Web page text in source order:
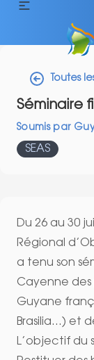
Toutes
Séminaire
Soumis par
SEAS
Du 26 au 30
Régional
a tenu son
Cayenne des
Guyane
Brasilia...) et
L’objectif du